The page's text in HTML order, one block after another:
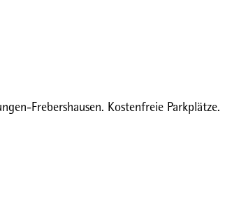
Frebershausen. Kostenfreie Parkplätze.